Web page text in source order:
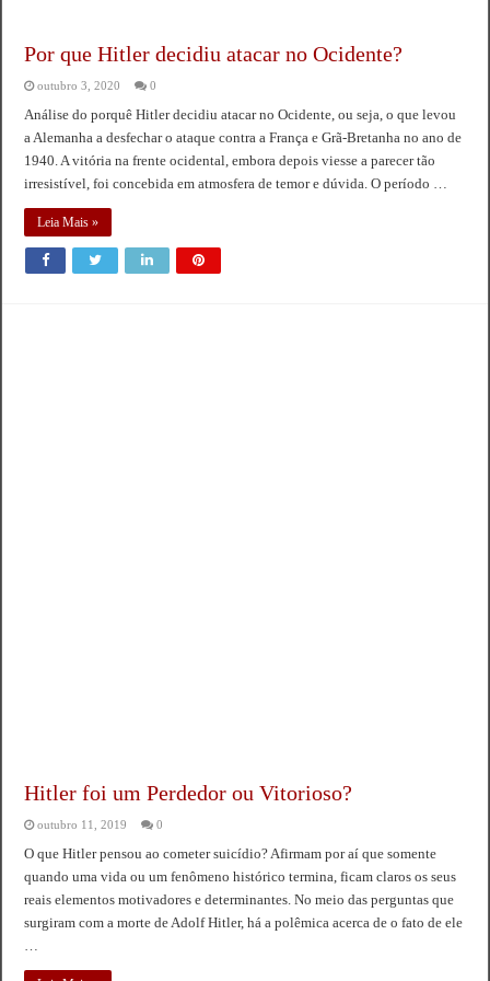
Por que Hitler decidiu atacar no Ocidente?
outubro 3, 2020 0
Análise do porquê Hitler decidiu atacar no Ocidente, ou seja, o que levou
a Alemanha a desfechar o ataque contra a França e Grã-Bretanha no ano de
1940. A vitória na frente ocidental, embora depois viesse a parecer tão
irresistível, foi concebida em atmosfera de temor e dúvida. O período …
Leia Mais »
Hitler foi um Perdedor ou Vitorioso?
outubro 11, 2019 0
O que Hitler pensou ao cometer suicídio? Afirmam por aí que somente
quando uma vida ou um fenômeno histórico termina, ficam claros os seus
reais elementos motivadores e determinantes. No meio das perguntas que
surgiram com a morte de Adolf Hitler, há a polêmica acerca de o fato de ele
…